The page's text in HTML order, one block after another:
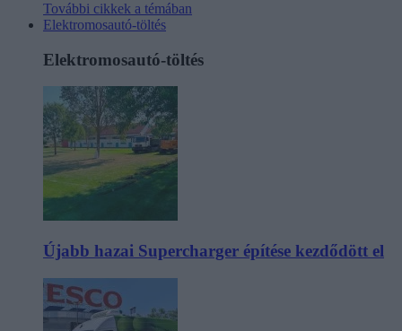
További cikkek a témában
Elektromosautó-töltés
Elektromosautó-töltés
Újabb hazai Supercharger építése kezdődött el